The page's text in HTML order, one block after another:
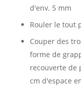
d'env. 5 mm
Rouler le tout
Couper des
forme de
recouverte de
cm d'espace